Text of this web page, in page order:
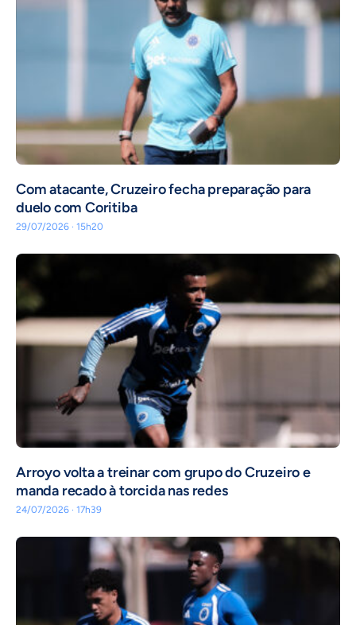
Com atacante, Cruzeiro fecha preparação para
duelo com Coritiba
29/07/2026 · 15h20
Arroyo volta a treinar com grupo do Cruzeiro e
manda recado à torcida nas redes
24/07/2026 · 17h39